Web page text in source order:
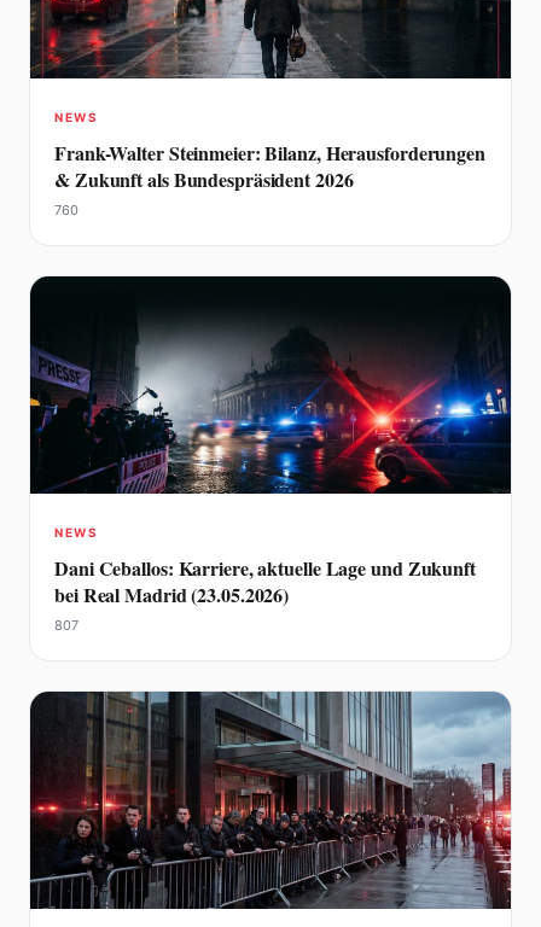
NEWS
Frank-Walter Steinmeier: Bilanz, Herausforderungen
& Zukunft als Bundespräsident 2026
760
NEWS
Dani Ceballos: Karriere, aktuelle Lage und Zukunft
bei Real Madrid (23.05.2026)
807